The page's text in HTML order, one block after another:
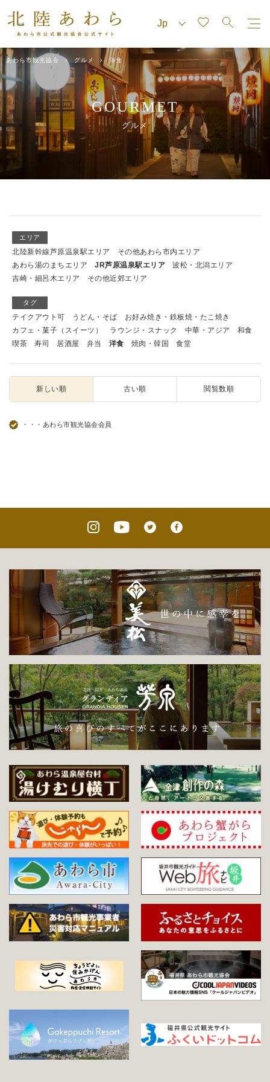
あわら市観光協会 グルメ 洋食
GOURMET
グルメ
エリア
北陸新幹線芦原温泉駅エリア
その他あわら市内エリア
あわら湯のまちエリア
JR芦原温泉駅エリア
波松・北潟エリア
吉崎・細呂木エリア
その他近郊エリア
タグ
テイクアウト可 うどん・そば
お好み焼き・鉄板焼・たこ焼き
カフェ・菓子（スイーツ）
ラウンジ・スナック 中華・アジア
和食
喫茶
寿司 居酒屋 弁当 洋食 焼肉・韓国 食堂
新しい順 古い順 閲覧数順
・・・あわら市観光協会会員